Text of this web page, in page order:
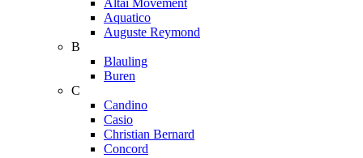
Altai Movement
Aquatico
Auguste Reymond
B
Blauling
Buren
C
Candino
Casio
Christian Bernard
Concord